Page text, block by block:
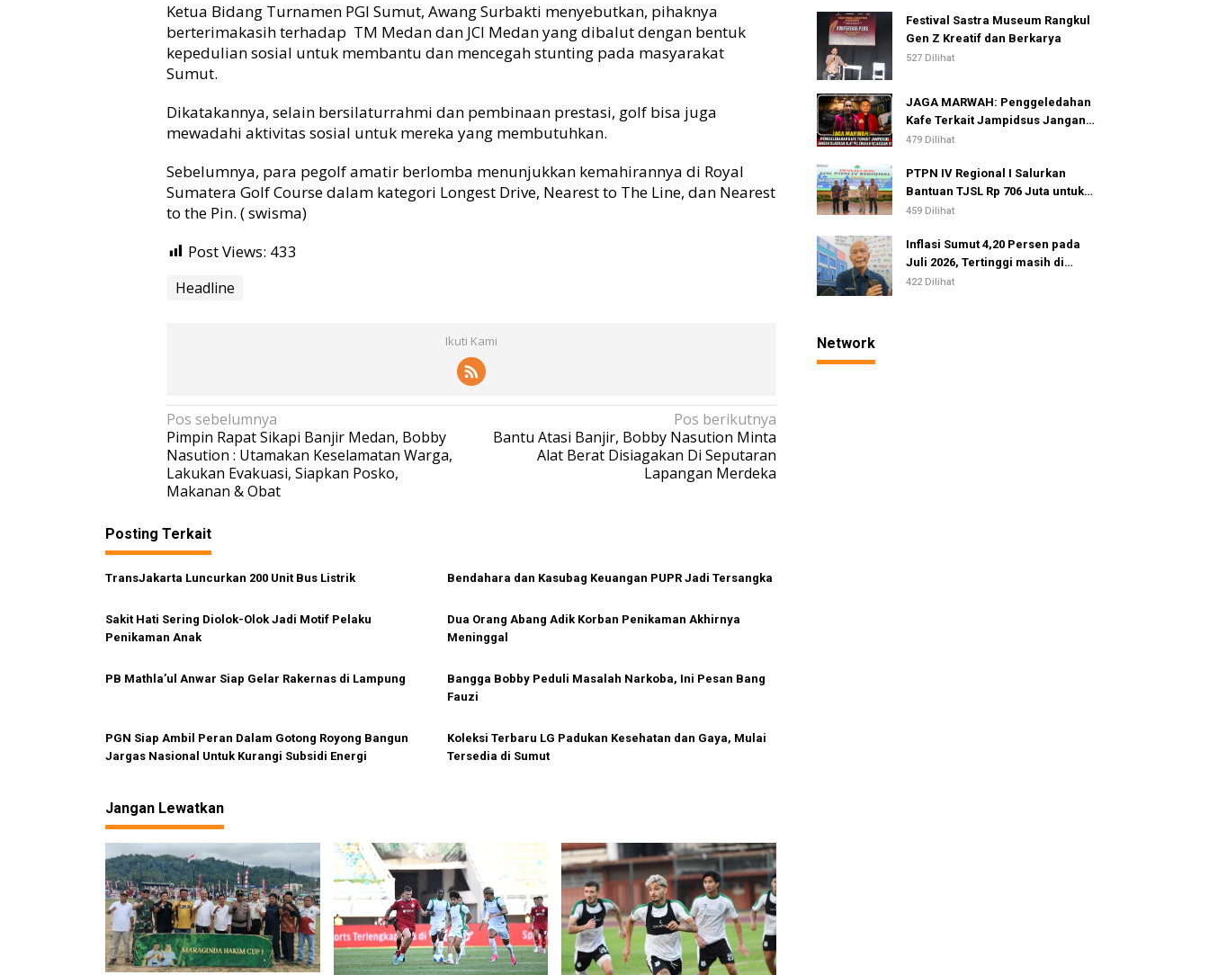
Ketua Bidang Turnamen PGI Sumut, Awang Surbakti menyebutkan, pihaknya
berterimakasih terhadap TM Medan dan JCI Medan yang dibalut dengan bentuk
kepedulian sosial untuk membantu dan mencegah stunting pada masyarakat
Sumut.
Dikatakannya, selain bersilaturrahmi dan pembinaan prestasi, golf bisa juga
mewadahi aktivitas sosial untuk mereka yang membutuhkan.
Sebelumnya, para pegolf amatir berlomba menunjukkan kemahirannya di Royal
Sumatera Golf Course dalam kategori Longest Drive, Nearest to The Line, dan Nearest
to the Pin. ( swisma)
Post Views: 433
Headline
Ikuti Kami
N
a
v
i
g
a
s
p
o
s
Pos sebelumnya
Pimpin Rapat Sikapi Banjir Medan, Bobby
Nasution : Utamakan Keselamatan Warga,
Lakukan Evakuasi, Siapkan Posko,
Makanan & Obat
Pos berikutnya
Bantu Atasi Banjir, Bobby Nasution Minta
Alat Berat Disiagakan Di Seputaran
Lapangan Merdeka
Posting Terkait
TransJakarta Luncurkan 200 Unit Bus Listrik Bendahara dan Kasubag Keuangan PUPR Jadi Tersangka
Sakit Hati Sering Diolok-Olok Jadi Motif Pelaku
Penikaman Anak
Dua Orang Abang Adik Korban Penikaman Akhirnya
Meninggal
PB Mathla’ul Anwar Siap Gelar Rakernas di Lampung
Bangga Bobby Peduli Masalah Narkoba, Ini Pesan Bang
Fauzi
PGN Siap Ambil Peran Dalam Gotong Royong Bangun
Jargas Nasional Untuk Kurangi Subsidi Energi
Koleksi Terbaru LG Padukan Kesehatan dan Gaya, Mulai
Tersedia di Sumut
Jangan Lewatkan
Festival Sastra Museum Rangkul
Gen Z Kreatif dan Berkarya
527 Dilihat
JAGA MARWAH: Penggeledahan
Kafe Terkait Jampidsus Jangan
Dijadikan Alat Pelemahan
479 Dilihat
PTPN IV Regional I Salurkan
Bantuan TJSL Rp 706 Juta untuk
Pembangunan Sosial
459 Dilihat
Inflasi Sumut 4,20 Persen pada
Juli 2026, Tertinggi masih di
Gunungsitoli
422 Dilihat
Network